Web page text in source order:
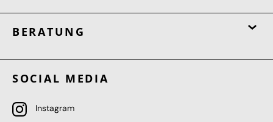
BERATUNG
SOCIAL MEDIA
Instagram